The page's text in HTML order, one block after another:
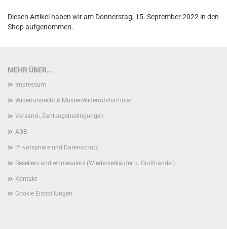
Diesen Artikel haben wir am Donnerstag, 15. September 2022 in den
Shop aufgenommen.
MEHR ÜBER...
Impressum
Widerrufsrecht & Muster-Widerrufsformular
Versand-, Zahlungsbedingungen
AGB
Privatsphäre und Datenschutz
Resellers and wholesalers (Wiederverkäufer u. Großhandel)
Kontakt
Cookie Einstellungen